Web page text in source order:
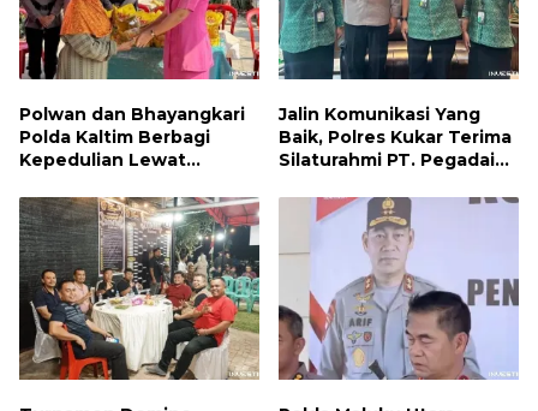
Polwan dan Bhayangkari
Polda Kaltim Berbagi
Kepedulian Lewat
Sosial kepada Warga
Jalin Komunikasi Yang
Baik, Polres Kukar Terima
Silaturahmi PT. Pegadaian